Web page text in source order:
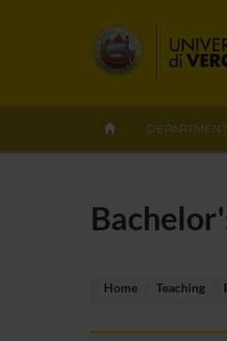
DEPARTMENT
Home Teaching